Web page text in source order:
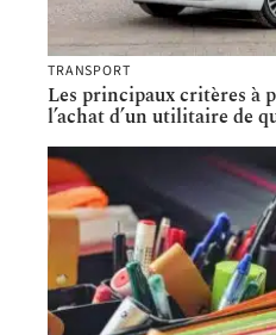
TRANSPORT
Les principaux critères à
l’achat d’un utilitaire de